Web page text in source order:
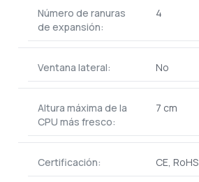
Número de ranuras
de expansión:
4
Ventana lateral: No
Altura máxima de la
CPU más fresco:
7 cm
Certificación: CE, RoHS